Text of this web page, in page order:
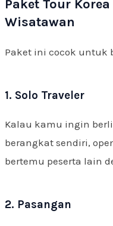
Paket Tour
Wisatawan
Paket ini cocok untuk
1. Solo Traveler
Kalau kamu ingin
berangkat sendiri,
bertemu peserta lain
2. Pasangan